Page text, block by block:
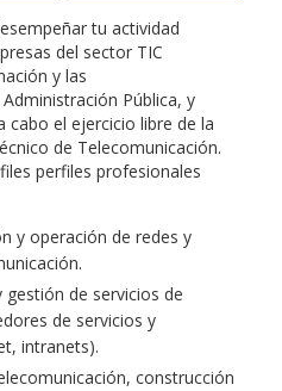
tu actividad
del sector TIC
y las
Pública, y
cabo el ejercicio libre de la
de Telecomunicación.
perfiles profesionales
y operación de redes y
de servicios de
de servicios y
intranets).
construcción